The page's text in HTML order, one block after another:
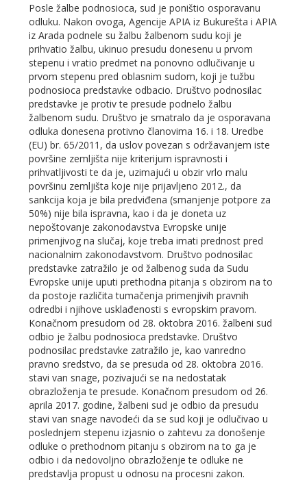
Posle žalbe podnosioca, sud je poništio osporavanu
odluku. Nakon ovoga, Agencije APIA iz Bukurešta i APIA
iz Arada podnele su žalbu žalbenom sudu koji je
prihvatio žalbu, ukinuo presudu donesenu u prvom
stepenu i vratio predmet na ponovno odlučivanje u
prvom stepenu pred oblasnim sudom, koji je tužbu
podnosioca predstavke odbacio. Društvo podnosilac
predstavke je protiv te presude podnelo žalbu
žalbenom sudu. Društvo je smatralo da je osporavana
odluka donesena protivno članovima 16. i 18. Uredbe
(EU) br. 65/2011, da uslov povezan s održavanjem iste
površine zemljišta nije kriterijum ispravnosti i
prihvatljivosti te da je, uzimajući u obzir vrlo malu
površinu zemljišta koje nije prijavljeno 2012., da
sankcija koja je bila predviđena (smanjenje potpore za
50%) nije bila ispravna, kao i da je doneta uz
nepoštovanje zakonodavstva Evropske unije
primenjivog na slučaj, koje treba imati prednost pred
nacionalnim zakonodavstvom. Društvo podnosilac
predstavke zatražilo je od žalbenog suda da Sudu
Evropske unije uputi prethodna pitanja s obzirom na to
da postoje različita tumačenja primenjivih pravnih
odredbi i njihove usklađenosti s evropskim pravom.
Konačnom presudom od 28. oktobra 2016. žalbeni sud
odbio je žalbu podnosioca predstavke. Društvo
podnosilac predstavke zatražilo je, kao vanredno
pravno sredstvo, da se presuda od 28. oktobra 2016.
stavi van snage, pozivajući se na nedostatak
obrazloženja te presude. Konačnom presudom od 26.
aprila 2017. godine, žalbeni sud je odbio da presudu
stavi van snage navodeći da se sud koji je odlučivao u
poslednjem stepenu izjasnio o zahtevu za donošenje
odluke o prethodnom pitanju s obzirom na to ga je
odbio i da nedovoljno obrazloženje te odluke ne
predstavlja propust u odnosu na procesni zakon.